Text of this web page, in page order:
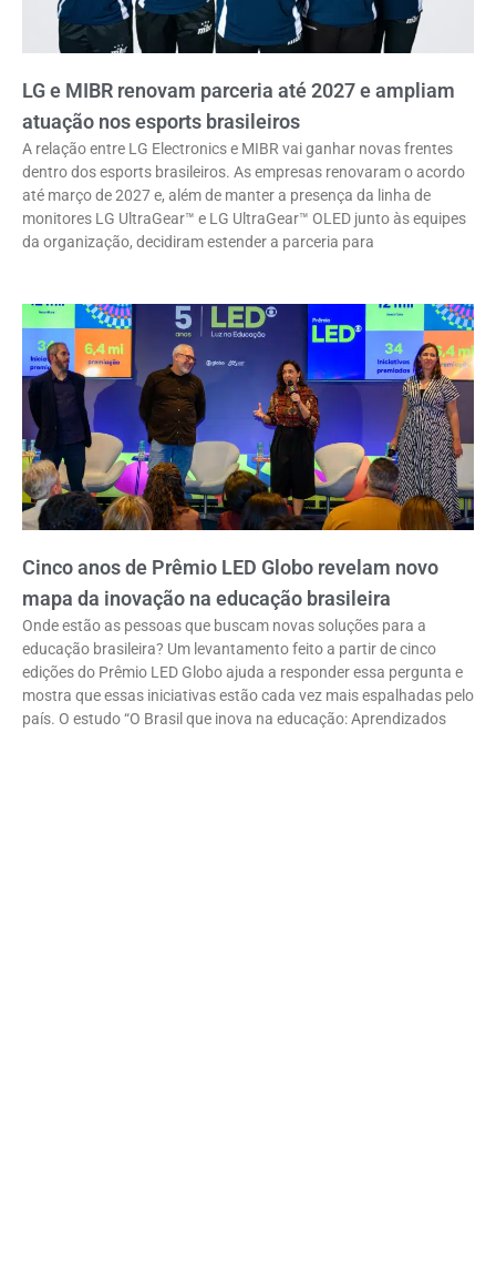
LG e MIBR renovam parceria até 2027 e ampliam
atuação nos esports brasileiros
A relação entre LG Electronics e MIBR vai ganhar novas frentes
dentro dos esports brasileiros. As empresas renovaram o acordo
até março de 2027 e, além de manter a presença da linha de
monitores LG UltraGear™ e LG UltraGear™ OLED junto às equipes
da organização, decidiram estender a parceria para
Cinco anos de Prêmio LED Globo revelam novo
mapa da inovação na educação brasileira
Onde estão as pessoas que buscam novas soluções para a
educação brasileira? Um levantamento feito a partir de cinco
edições do Prêmio LED Globo ajuda a responder essa pergunta e
mostra que essas iniciativas estão cada vez mais espalhadas pelo
país. O estudo “O Brasil que inova na educação: Aprendizados